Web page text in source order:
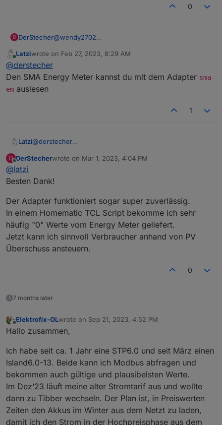
0
D DerStecher@wendy2702
funktioniert grundsätzlich die Modbus Abfrage.
Leistung der drei Unterschiedlichen Strings
abzufragen.
tauschen muss. Ich hatte gehofft das ich die
wohl leider nicht so.
Online
Latziwrote on Feb 27, 2023, 8:29 AM
last edited by
@derstecher
Den SMA Energy Meter kannst du mit dem Adapter sma-
em auslesen
1
Latzi@derstecher
emauslesen
D
Offline
DerStecherwrote on Mar 1, 2023, 4:04 PM
last edited by
@latzi
Besten Dank!
Der Adapter funktioniert sogar super zuverlässig.
In einem Homematic TCL Script bekomme ich sehr
häufig "0" Werte vom Energy Meter geliefert.
Jetzt kann ich sinnvoll Verbraucher anhand von PV
Überschuss ansteuern.
0
7 months later
Offline
Elektrofix-OLwrote on Sep 21, 2023, 4:52 PM
last edited by
Hallo zusammen,
Ich habe seit ca. 1 Jahr eine STP6.0 und seit März einen
Island6.0-13. Beide kann ich Modbus abfragen und
bekommen auch gültige und plausibelsten Werte.
Im Dez‘23 läuft meine alter Stromtarif aus und wollte
dann zu Tibber wechseln. Der Plan ist, in Preiswerten
Zeiten den Akkus im Winter aus dem Netzt zu laden,
damit ich den Strom in der Hochpreisphase aus dem